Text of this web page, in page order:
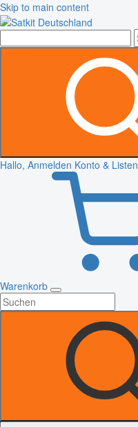
Skip to main content
Hallo, Anmelden Konto & Listen
Warenkorb